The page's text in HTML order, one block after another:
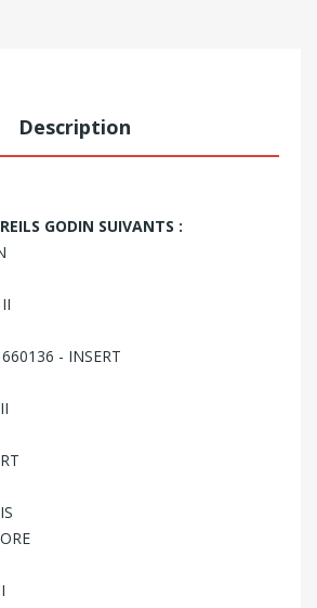
Description
GODIN SUIVANTS :
- INSERT